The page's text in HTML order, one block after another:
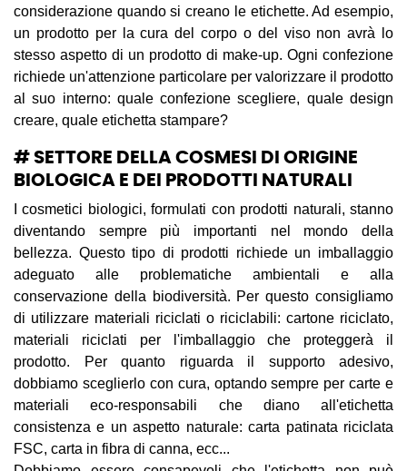
considerazione quando si creano le etichette. Ad esempio,
un prodotto per la cura del corpo o del viso non avrà lo
stesso aspetto di un prodotto di make-up. Ogni confezione
richiede un'attenzione particolare per valorizzare il prodotto
al suo interno: quale confezione scegliere, quale design
creare, quale etichetta stampare?
# SETTORE DELLA COSMESI DI ORIGINE
BIOLOGICA E DEI PRODOTTI NATURALI
I cosmetici biologici, formulati con prodotti naturali, stanno
diventando sempre più importanti nel mondo della
bellezza. Questo tipo di prodotti richiede un imballaggio
adeguato alle problematiche ambientali e alla
conservazione della biodiversità. Per questo consigliamo
di utilizzare materiali riciclati o riciclabili: cartone riciclato,
materiali riciclati per l'imballaggio che proteggerà il
prodotto. Per quanto riguarda il supporto adesivo,
dobbiamo sceglierlo con cura, optando sempre per carte e
materiali eco-responsabili che diano all'etichetta
consistenza e un aspetto naturale: carta patinata riciclata
FSC, carta in fibra di canna, ecc...